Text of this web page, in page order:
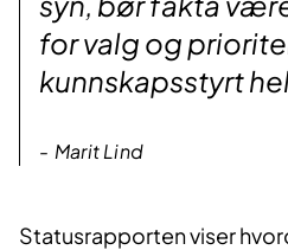
for valg og
kunnskapsstyrt
Marit Lind
Statusrapporten viser